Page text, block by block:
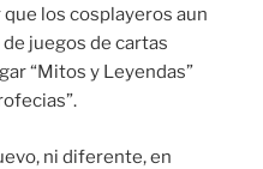
los cosplayeros aun
juegos de cartas
“Mitos y Leyendas”
ni diferente, en